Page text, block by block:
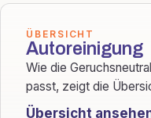
ÜBERSICHT
Autoreinigung
Wie die
passt, zeigt die
Übersicht